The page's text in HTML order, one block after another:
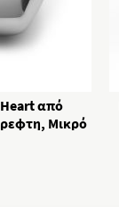
από
Μικρό